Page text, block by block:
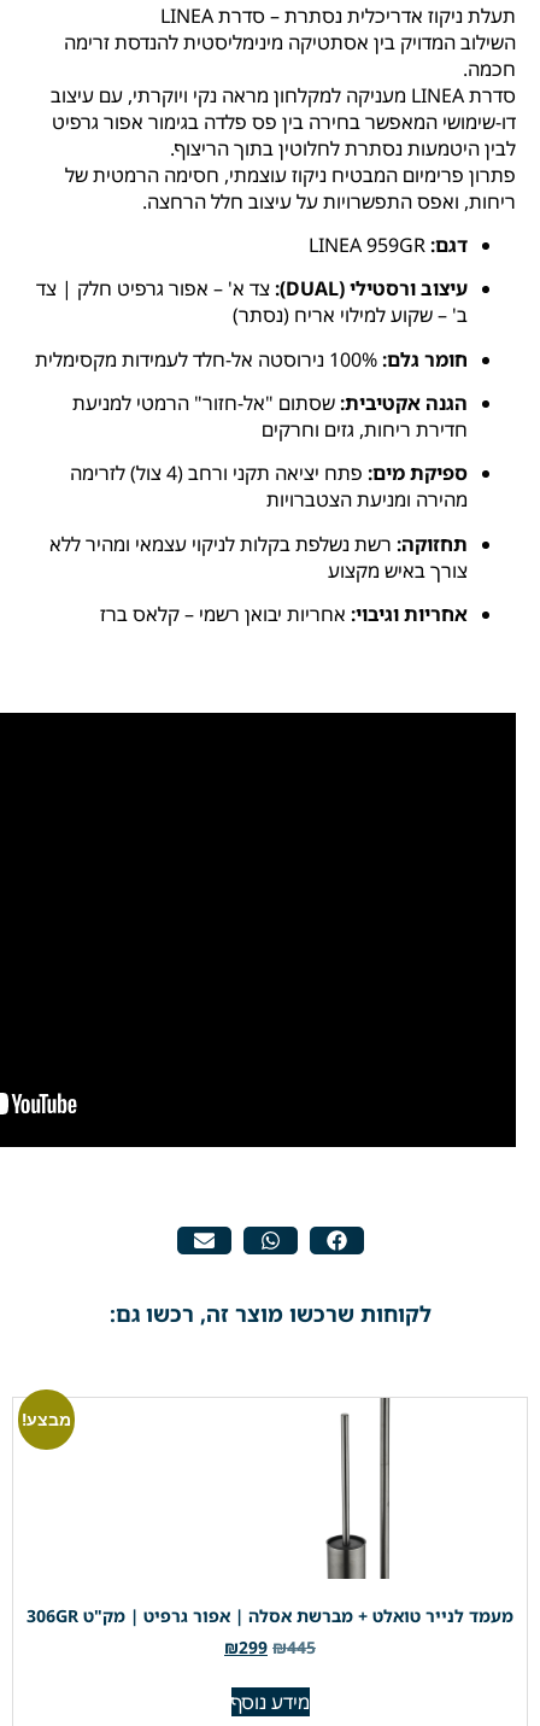
תעלת ניקוז אדריכלית נסתרת – סדרת LINEA
השילוב המדויק בין אסתטיקה מינימליסטית להנדסת זרימה
חכמה.
סדרת LINEA מעניקה למקלחון מראה נקי ויוקרתי, עם עיצוב
דו-שימושי המאפשר בחירה בין פס פלדה בגימור אפור גרפיט
לבין היטמעות נסתרת לחלוטין בתוך הריצוף.
פתרון פרימיום המבטיח ניקוז עוצמתי, חסימה הרמטית של
ריחות, ואפס התפשרויות על עיצוב חלל הרחצה.
דגם:
עיצוב ורסטילי (DUAL):
צד א' – אפור גרפיט חלק | צד
ב' – שקוע למילוי אריח (נסתר)
חומר גלם:
הגנה אקטיבית:שסתום "אל-חזור" הרמטי למניעת
חדירת ריחות, גזים וחרקים
ספיקת מים:
פתח יציאה תקני ורחב (4 צול) לזרימה
מהירה ומניעת הצטברויות
תחזוקה: רשת נשלפת בקלות לניקוי עצמאי ומהיר ללא
צורך באיש מקצוע
אחריות וגיבוי: אחריות יבואן רשמי – קלאס ברז
לקוחות שרכשו מוצר זה, רכשו גם:
מבצע!
מעמד לנייר טואלט + מברשת אסלה | אפור גרפיט | מק"ט 306GR
₪445
₪299
מידע נוסף